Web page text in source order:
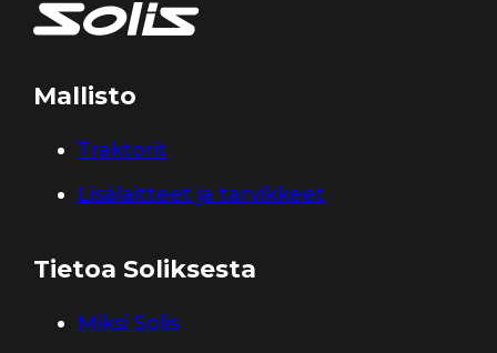
Mallisto
Traktorit
Lisälaitteet ja tarvikkeet
Tietoa Soliksesta
Miksi Solis